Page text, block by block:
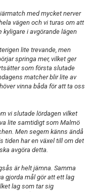
med mycket nerver
vägen och vi turas om att
kyligare i avgörande lägen
lite trevande, men
springa mer, vilket ger
som första slutade
matcher blir lite av
vinna båda för att ta oss
vi slutade lördagen vilket
lite samtidigt som Malmö
Men segern känns ändå
tiden har en växel till om det
avgöra detta.
är helt jämna. Samma
gjorda mål gör att ett lag
lag som tar sig